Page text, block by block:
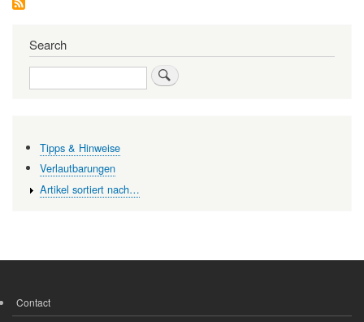
Wahrnehmung
Search
Search
Tipps & Hinweise
Verlautbarungen
Artikel sortiert nach…
FOOTER
Contact